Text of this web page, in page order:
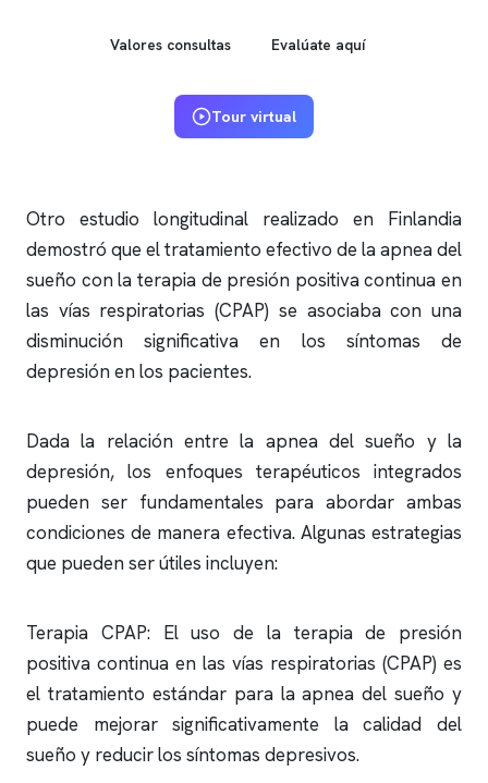
Valores consultas Evalúate aquí
Tour virtual
Otro estudio longitudinal realizado en Finlandia
demostró que el tratamiento efectivo de laapnea del
sueño con la terapia de presión positiva continua en
las vías respiratorias (CPAP) se asociaba con una
disminución significativa en los síntomas de
depresión en los pacientes.
Dada la relación entre la apnea del sueño y la
depresión, los enfoques terapéuticos integrados
pueden ser fundamentales para abordar ambas
condiciones de manera efectiva. Algunas estrategias
que pueden ser útiles incluyen:
Terapia CPAP: El uso de la terapia de presión
positiva continua en las vías respiratorias (CPAP) es
el tratamiento estándar para laapnea del sueño y
puede mejorar significativamente la calidad del
sueño y reducir los síntomas depresivos.